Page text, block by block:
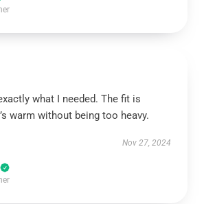
what I needed. The fit is
warm without being too heavy.
Nov 27, 2024